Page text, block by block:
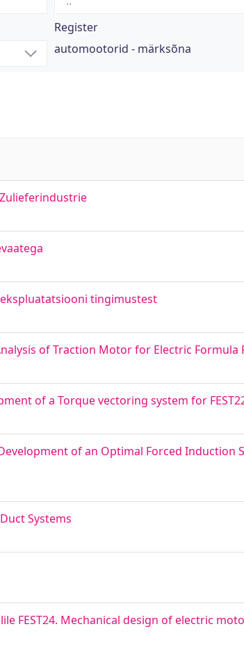
Register
automootorid - märksõna
tingimustest
of Traction Motor for Electric Formula
of a Torque vectoring system for
of an Optimal Forced Induction
Systems
FEST24. Mechanical design of electric